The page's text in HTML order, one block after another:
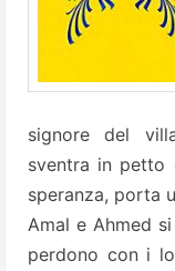
signore del
sventra in petto
speranza, porta
Amal e Ahmed
perdono con i